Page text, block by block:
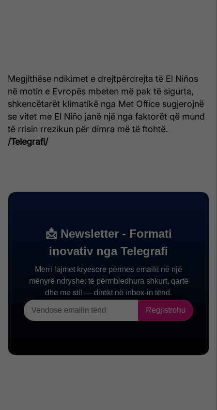
Megjithëse ndikimet e drejtpërdrejta të El Niños
në motin e Evropës mbeten më pak të sigurta,
shkencëtarët klimatikë nga Met Office sugjerojnë
se vitet me El Niño janë një nga faktorët që mund
të rrisin rrezikun për dimra më të ftohtë.
/Telegrafi/